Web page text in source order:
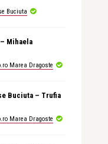
Buciuta
Mihaela
Marea Dragoste
Buciuta – Trufia
Marea Dragoste